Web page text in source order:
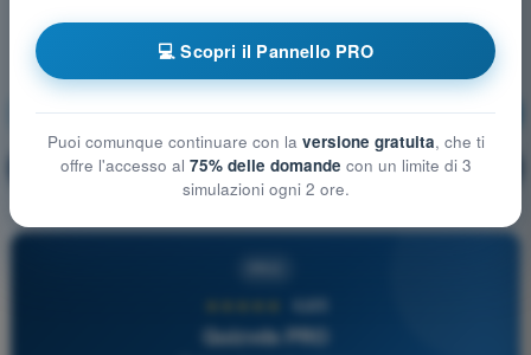
Aerodinamica Allenamento!
🔒 PRO Spiegazione domanda
4,6/5
Quizvds PRO
💻 Scopri il Pannello PRO
Puoi comunque continuare con la versione gratuita, che ti
offre l'accesso al 75% delle domande con un limite di 3
simulazioni ogni 2 ore.